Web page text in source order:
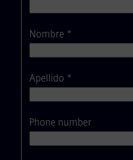
Nombre *
Apellido *
Phone number